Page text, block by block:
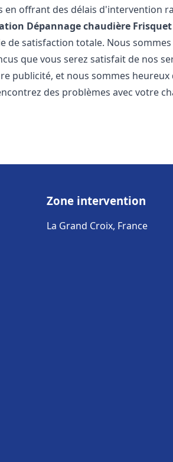
en offrant des délais d'intervention
Dépannage chaudière Frisquet
de satisfaction totale. Nous
que vous serez satisfait de nos
publicité, et nous sommes
des problèmes avec votre
Zone intervention
La Grand Croix, France